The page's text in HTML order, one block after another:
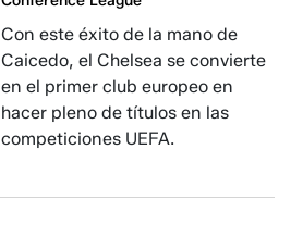
Con este éxito de la mano de
Caicedo, el Chelsea se convierte
en el primer club europeo en
hacer pleno de títulos en las
competiciones UEFA.